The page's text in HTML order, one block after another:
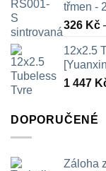
třmen -
326 Kč
12x2.5
1 447
DOPORUČENÉ
Záloha